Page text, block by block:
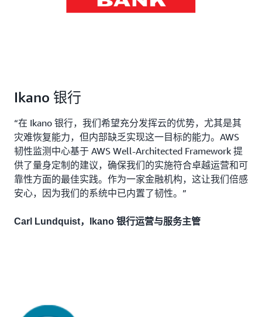
Ikano 银行
“在 Ikano 银行，我们希望充分发挥云的优势，尤其是其
灾难恢复能力，但内部缺乏实现这一目标的能力。AWS
韧性监测中心基于 AWS Well-Architected Framework 提
供了量身定制的建议，确保我们的实施符合卓越运营和可
靠性方面的最佳实践。作为一家金融机构，这让我们倍感
安心，因为我们的系统中已内置了韧性。”
Carl Lundquist，Ikano 银行运营与服务主管